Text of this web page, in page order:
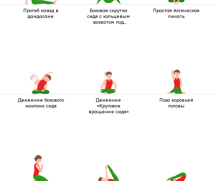
Прогиб назад в
дандасане
Боковая скрутка
сидя с кольцевым
захватом под
Простая йогическая
печать
Движение бокового
наклона сидя
Движение
«Круговое
вращение сидя»
Поза коровьей
головы